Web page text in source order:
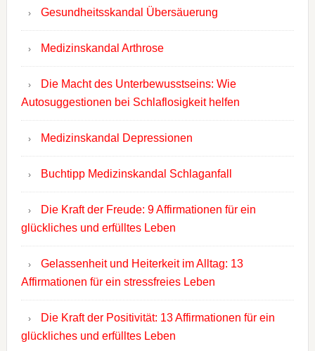
Gesundheitsskandal Übersäuerung
Medizinskandal Arthrose
Die Macht des Unterbewusstseins: Wie
Autosuggestionen bei Schlaflosigkeit helfen
Medizinskandal Depressionen
Buchtipp Medizinskandal Schlaganfall
Die Kraft der Freude: 9 Affirmationen für ein
glückliches und erfülltes Leben
Gelassenheit und Heiterkeit im Alltag: 13
Affirmationen für ein stressfreies Leben
Die Kraft der Positivität: 13 Affirmationen für ein
glückliches und erfülltes Leben